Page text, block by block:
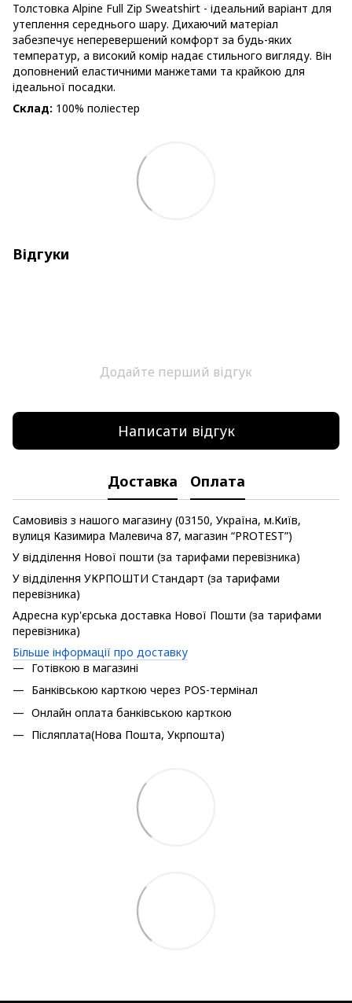
Толстовка Alpine Full Zip Sweatshirt - ідеальний варіант для
утеплення середнього шару. Дихаючий матеріал
забезпечує неперевершений комфорт за будь-яких
температур, а високий комір надає стильного вигляду. Він
доповнений еластичними манжетами та крайкою для
ідеальної посадки.
Склад: 100% поліестер
Відгуки
Додайте перший відгук
Написати відгук
Доставка Оплата
Самовивіз з нашого магазину (03150, Україна, м.Київ,
вулиця Казимира Малевича 87, магазин “PROTEST”)
У відділення Нової пошти (за тарифами перевізника)
У відділення УКРПОШТИ Стандарт (за тарифами
перевізника)
Адресна кур'єрська доставка Нової Пошти (за тарифами
перевізника)
Більше інформації про доставку
Готівкою в магазині
Банківською карткою через POS-термінал
Онлайн оплата банківською карткою
Післяплата(Нова Пошта, Укрпошта)